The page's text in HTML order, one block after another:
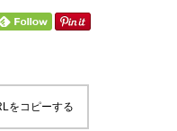
をコピーする